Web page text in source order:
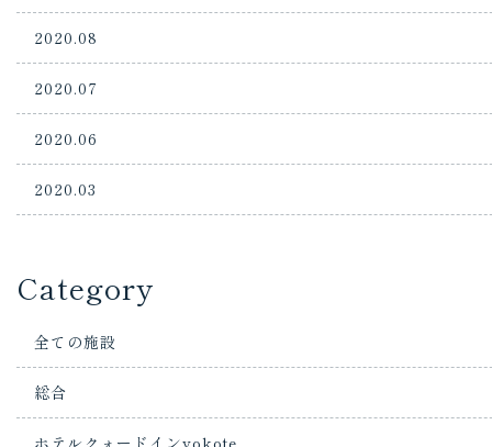
2020.08
2020.07
2020.06
2020.03
Category
全ての施設
総合
ホテルクォードインyokote